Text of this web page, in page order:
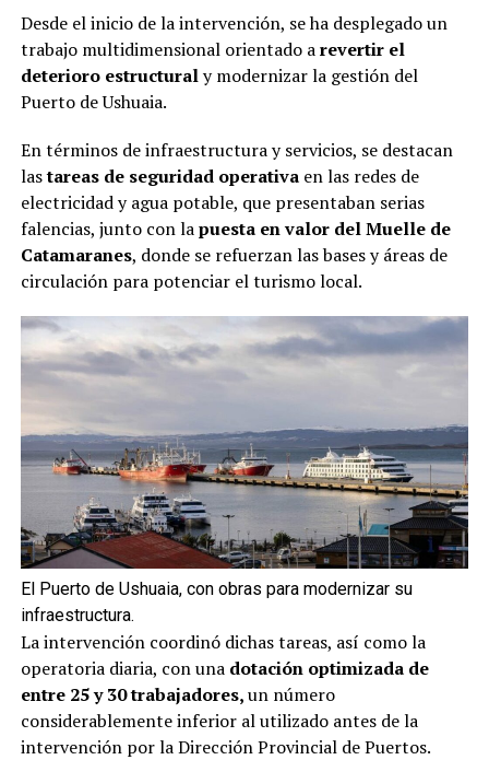
Desde el inicio de la intervención, se ha desplegado un
trabajo multidimensional orientado arevertir el
deterioro estructuraly modernizar la gestión del
Puerto de Ushuaia.
En términos de infraestructura y servicios, se destacan
lastareas de seguridad operativaen las redes de
electricidad y agua potable, que presentaban serias
falencias, junto con lapuesta en valor del Muelle de
Catamaranes, donde se refuerzan las bases y áreas de
circulación para potenciar el turismo local.
El Puerto de Ushuaia, con obras para modernizar su
infraestructura.
La intervención coordinó dichas tareas, así como la
operatoria diaria, con una dotación optimizada de
entre 25 y 30 trabajadores,un número
considerablemente inferior al utilizado antes de la
intervención por la Dirección Provincial de Puertos.